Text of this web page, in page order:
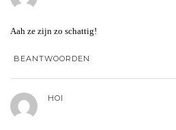
Aah ze zijn zo schattig!
BEANTWOORDEN
HOI